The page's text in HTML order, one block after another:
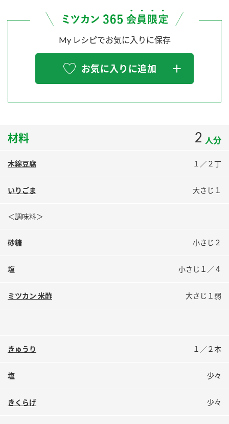
炊き込みご飯の素 米飯用調味液
PIN印
スペシャルサイト
お酢を知ろう！
ぽん酢サワー
ミツカンのCM
ZENB initiative
MIM（ミツカンミュージアム）
各部門が大切にしていること
販売終了製品のご案内
よくあるご質問
地図から取り扱い店舗を探す
検索
業務用サイト 製造所固有記号一覧
My レシピでお気に入りに保存
お気に入りに追加
材料 2 人分
木綿豆腐 １／２丁
いりごま 大さじ１
＜調味料＞
砂糖 小さじ２
塩 小さじ１／４
ミツカン 米酢 大さじ１弱
きゅうり １／２本
塩 少々
きくらげ 少々